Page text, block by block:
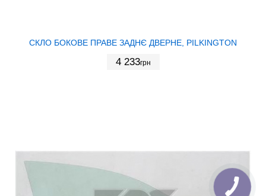
СКЛО БОКОВЕ ПРАВЕ ЗАДНЄ ДВЕРНЕ, PILKINGTON
4 233грн